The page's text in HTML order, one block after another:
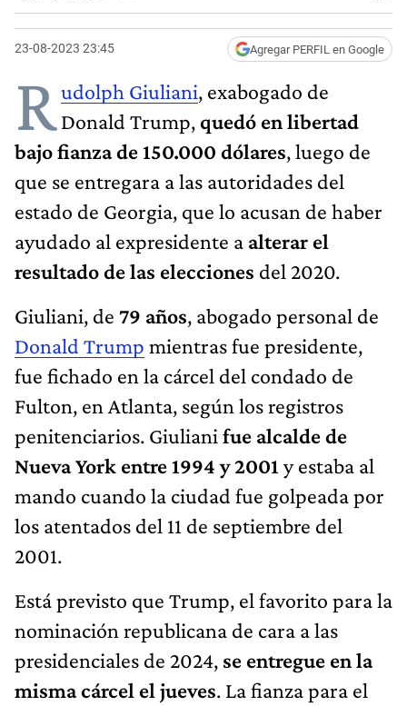
23-08-2023 23:45 Agregar PERFIL en Google
Rudolph Giuliani, exabogado de
Donald Trump, quedó en libertad
bajo fianza de 150.000 dólares, luego de
que se entregara a las autoridades del
estado de Georgia, que lo acusan de haber
ayudado al expresidente a alterar el
resultado de las elecciones del 2020.
Giuliani, de 79 años, abogado personal de
Donald Trump mientras fue presidente,
fue fichado en la cárcel del condado de
Fulton, en Atlanta, según los registros
penitenciarios. Giuliani fue alcalde de
Nueva York entre 1994 y 2001 y estaba al
mando cuando la ciudad fue golpeada por
los atentados del 11 de septiembre del
2001.
Está previsto que Trump, el favorito para la
nominación republicana de cara a las
presidenciales de 2024, se entregue en la
misma cárcel el jueves. La fianza para el